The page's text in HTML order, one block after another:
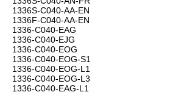
1336S-C040-AA-EN
1336F-C040-AA-EN
1336-C040-EAG
1336-C040-EJG
1336-C040-EOG
1336-C040-EOG-S1
1336-C040-EOG-L1
1336-C040-EOG-L3
1336-C040-EAG-L1